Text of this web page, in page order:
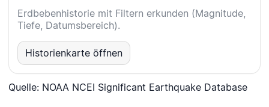
Erdbebenhistorie mit Filtern erkunden (Magnitude,
Tiefe, Datumsbereich).
Historienkarte öffnen
Quelle: NOAA NCEI Significant Earthquake Database